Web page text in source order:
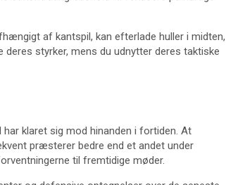
af kantspil, kan efterlade huller i midten,
styrker, mens du udnytter deres taktiske
klaret sig mod hinanden i fortiden. At
præsterer bedre end et andet under
til fremtidige møder.